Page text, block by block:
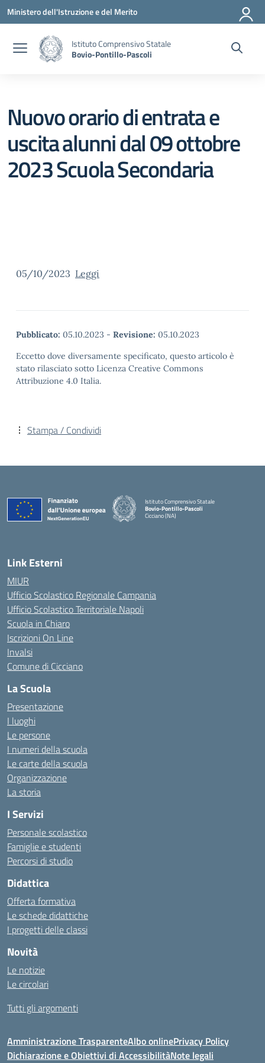
Vai ai contenuti
Vai al menu di navigazione
Vai al footer
Ministero dell'Istruzione e del Merito
Istituto Comprensivo Statale
Bovio-Pontillo-Pascoli
Nuovo orario di entrata e
uscita alunni dal 09 ottobre
2023 Scuola Secondaria
05/10/2023 Leggi
Pubblicato: 05.10.2023 - Revisione: 05.10.2023
Eccetto dove diversamente specificato, questo articolo è
stato rilasciato sotto Licenza Creative Commons
Attribuzione 4.0 Italia.
Stampa / Condividi
Istituto Comprensivo Statale
Bovio-Pontillo-Pascoli
Cicciano (NA)
Link Esterni
MIUR
Ufficio Scolastico Regionale Campania
Ufficio Scolastico Territoriale Napoli
Scuola in Chiaro
Iscrizioni On Line
Invalsi
Comune di Cicciano
La Scuola
Presentazione
I luoghi
Le persone
I numeri della scuola
Le carte della scuola
Organizzazione
La storia
I Servizi
Personale scolastico
Famiglie e studenti
Percorsi di studio
Didattica
Offerta formativa
Le schede didattiche
I progetti delle classi
Novità
Le notizie
Le circolari
Tutti gli argomenti
Amministrazione TrasparenteAlbo onlinePrivacy Policy
Dichiarazione e Obiettivi di AccessibilitàNote legali